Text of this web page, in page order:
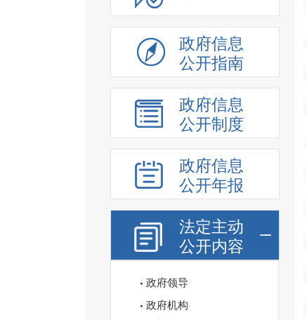
政府信息
公开指南
政府信息
公开制度
政府信息
公开年报
法定主动
公开内容
政府领导
政府机构